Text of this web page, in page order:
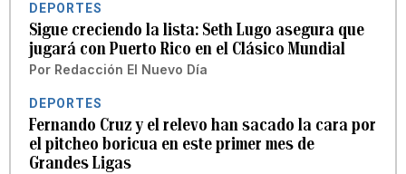
DEPORTES
Sigue creciendo la lista: Seth Lugo asegura que
jugará con Puerto Rico en el Clásico Mundial
Por Redacción El Nuevo Día
DEPORTES
Fernando Cruz y el relevo han sacado la cara por
el pitcheo boricua en este primer mes de
Grandes Ligas